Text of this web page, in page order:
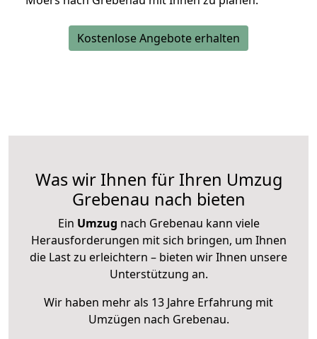
Kostenlose Angebote erhalten
Was wir Ihnen für Ihren Umzug
Grebenau nach bieten
Ein Umzug nach Grebenau kann viele
Herausforderungen mit sich bringen, um Ihnen
die Last zu erleichtern – bieten wir Ihnen unsere
Unterstützung an.
Wir haben mehr als 13 Jahre Erfahrung mit
Umzügen nach Grebenau.